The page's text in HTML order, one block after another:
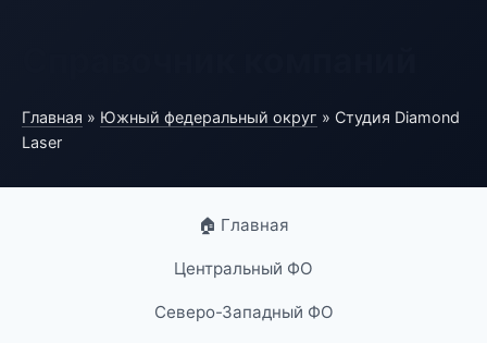
Главная » Южный федеральный округ » Студия Diamond
Laser
🏠 Главная
Центральный ФО
Северо-Западный ФО